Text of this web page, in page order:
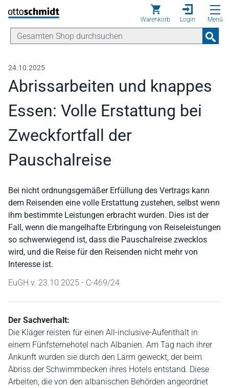
Direkt zum Inhalt
Warenkorb Login Menü
24.10.2025
Abrissarbeiten und knappes
Essen: Volle Erstattung bei
Zweckfortfall der
Pauschalreise
Bei nicht ordnungsgemäßer Erfüllung des Vertrags kann
dem Reisenden eine volle Erstattung zustehen, selbst wenn
ihm bestimmte Leistungen erbracht wurden. Dies ist der
Fall, wenn die mangelhafte Erbringung von Reiseleistungen
so schwerwiegend ist, dass die Pauschalreise zwecklos
wird, und die Reise für den Reisenden nicht mehr von
Interesse ist.
EuGH v. 23.10.2025 - C-469/24
Der Sachverhalt:
Die Kläger reisten für einen All-inclusive-Aufenthalt in
einem Fünfsternehotel nach Albanien. Am Tag nach ihrer
Ankunft wurden sie durch den Lärm geweckt, der beim
Abriss der Schwimmbecken ihres Hotels entstand. Diese
Arbeiten, die von den albanischen Behörden angeordnet